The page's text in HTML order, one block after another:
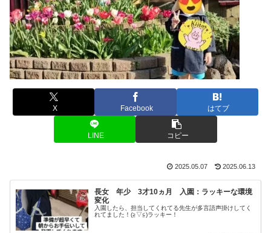
X Facebook はてブ
LINE コピー
2025.05.07 2025.06.13
長女 年少 3才10ヵ月 入園：ラッキーな環境
変化
入園したら、担当してくれてる先生が多言語声掛けしてく
れてました！(≧▽≦)ラッキー！